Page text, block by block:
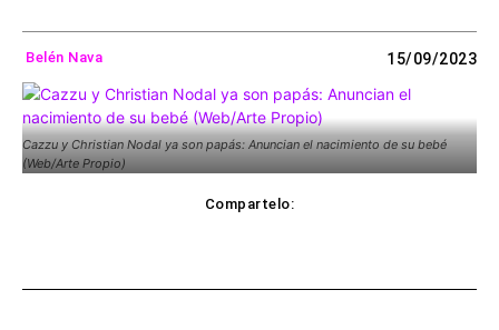
Belén Nava 15/09/2023
Cazzu y Christian Nodal ya son papás: Anuncian el nacimiento de su bebé
(Web/Arte Propio)
Compartelo: